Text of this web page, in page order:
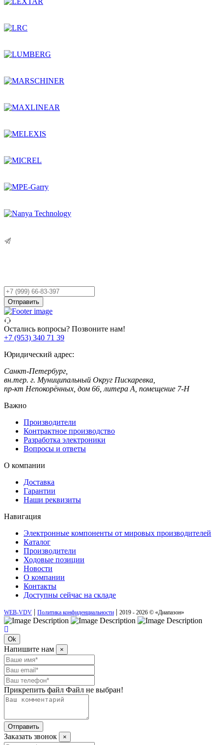
Ваш
телефон
Отправить
Остались вопросы? Позвоните нам!
+7 (953) 340 71 39
Юридический адрес:
Санкт-Петербург,
вн.тер. г. Муниципальный Округ Пискаревка,
пр-кт Непокорённых, дом 66, литера А, помещение 7-Н
Важно
Производители
Контрактное производство
Разработка электроники
Вопросы и ответы
О компании
Доставка
Гарантии
Наши реквизиты
Навигация
Электронные компоненты от мировых производителей
Каталог
Производители
Ходовые позиции
Новости
О компании
Контакты
Доступны сейчас на складе
WEB-VDV | Политика конфиденциальности | 2019 - 2026 © «Диапазон»
Ok
Напишите нам ×
Прикрепить файл Файл не выбран!
Отправить
Заказать звонок ×